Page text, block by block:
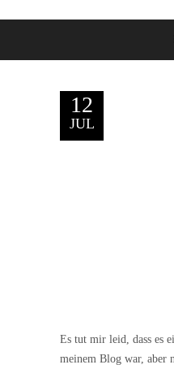
12
JUL
Es tut mir leid, dass es
meinem Blog war, aber